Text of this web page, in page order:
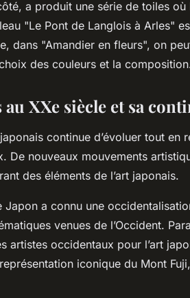
a produit une série de toiles où
"Le Pont de Langlois à Arles"
dans "Amandier en fleurs", on
des couleurs et la
au XXe siècle et sa
continue d’évoluer tout en
De nouveaux mouvements
des éléments de l’art japonais.
Japon a connu une
venues de l’Occident.
artistes occidentaux pour l’art
iconique du Mont